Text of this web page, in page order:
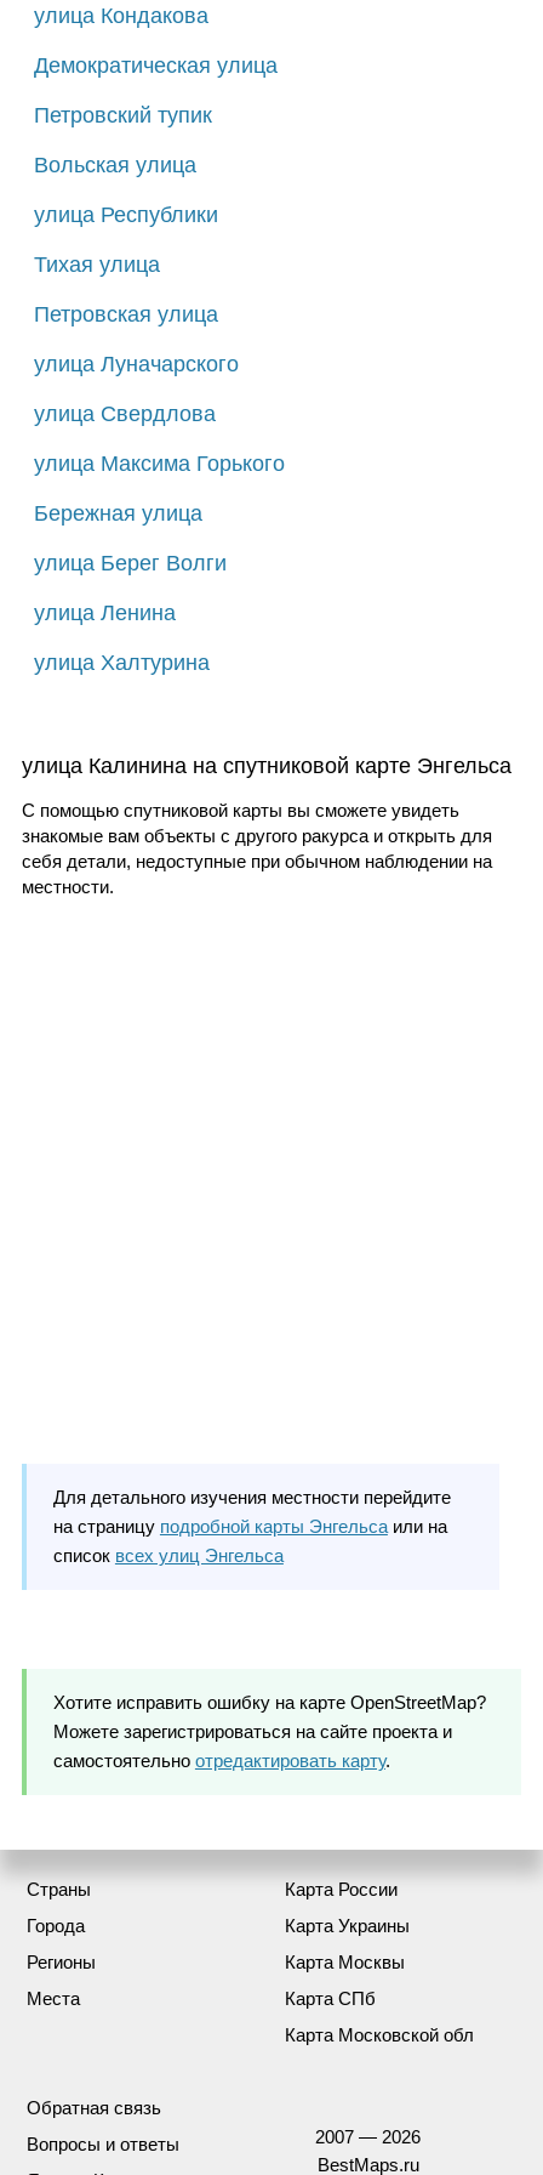
улица Кондакова
Демократическая улица
Петровский тупик
Вольская улица
улица Республики
Тихая улица
Петровская улица
улица Луначарского
улица Свердлова
улица Максима Горького
Бережная улица
улица Берег Волги
улица Ленина
улица Халтурина
улица Калинина на спутниковой карте Энгельса
С помощью спутниковой карты вы сможете увидеть
знакомые вам объекты с другого ракурса и открыть для
себя детали, недоступные при обычном наблюдении на
местности.
Для детального изучения местности перейдите
на страницу подробной карты Энгельсаили на
список всех улиц Энгельса
Хотите исправить ошибку на карте OpenStreetMap?
Можете зарегистрироваться на сайте проекта и
самостоятельно отредактировать карту.
Страны
Города
Регионы
Места
Карта России
Карта Украины
Карта Москвы
Карта СПб
Карта Московской обл
Обратная связь
Вопросы и ответы
2007 — 2026
BestMaps.ru